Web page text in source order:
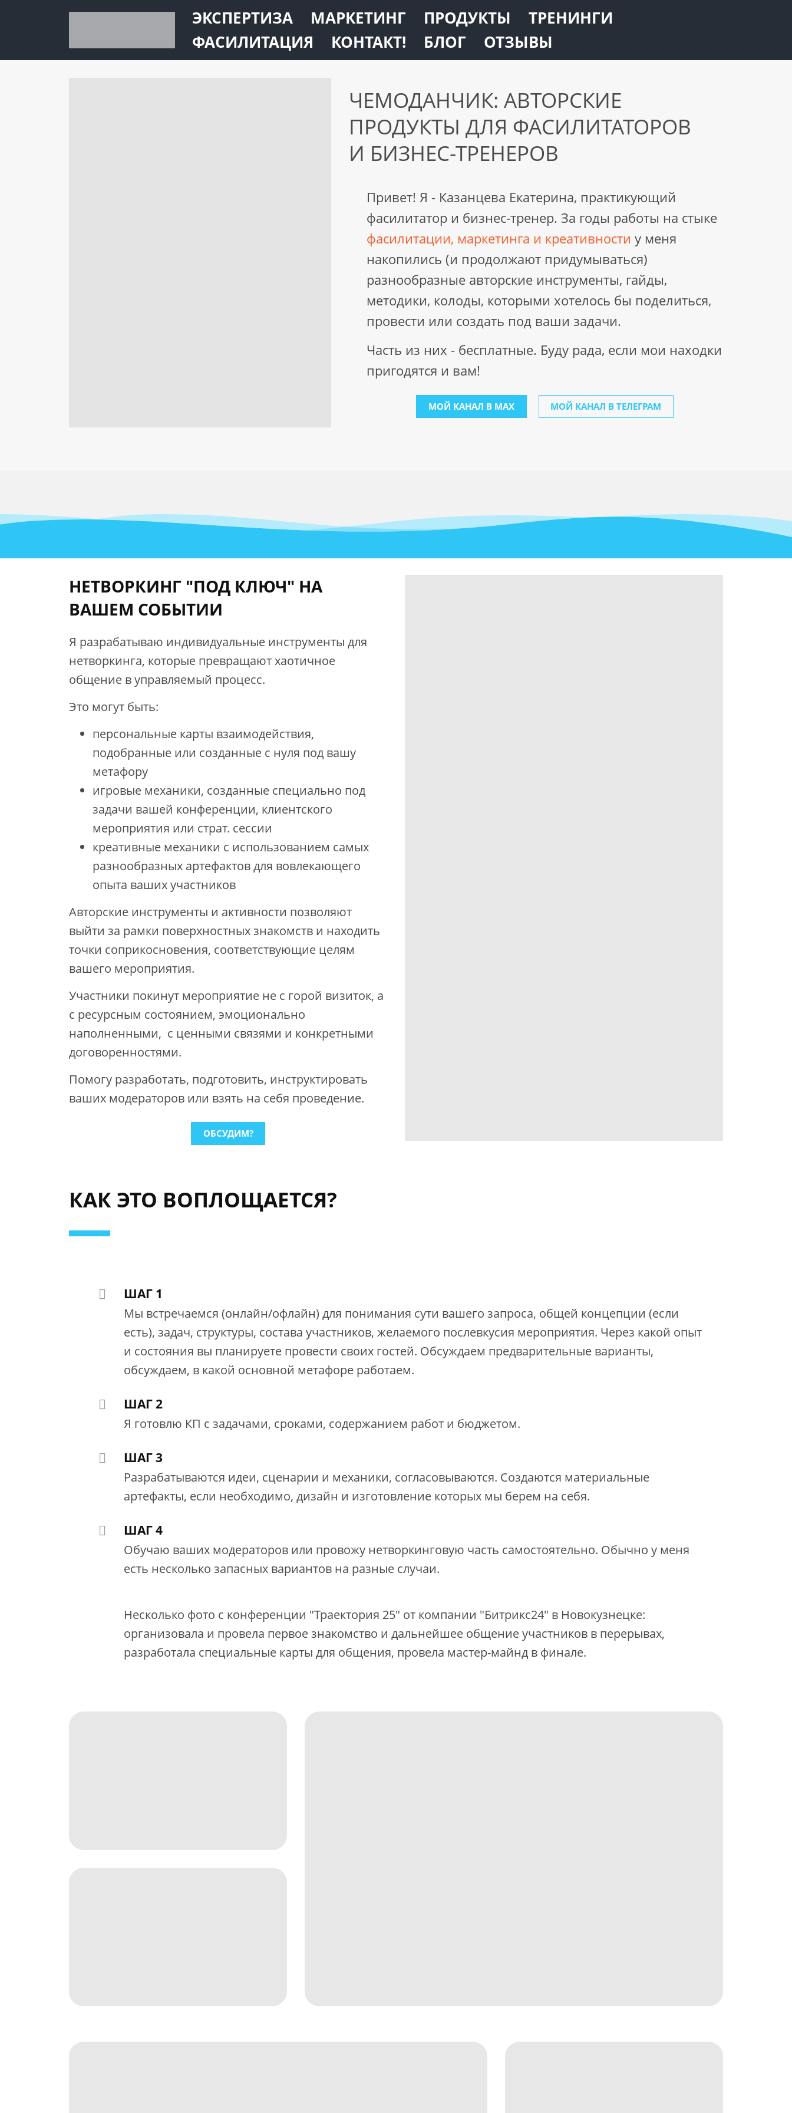
ЭКСПЕРТИЗА МАРКЕТИНГ ПРОДУКТЫ
ТРЕНИНГИ
ФАСИЛИТАЦИЯ
КОНТАКТ! БЛОГ ОТЗЫВЫ
ЧЕМОДАНЧИК: АВТОРСКИЕ
ПРОДУКТЫ ДЛЯ ФАСИЛИТАТОРОВ
И БИЗНЕС-ТРЕНЕРОВ
Привет! Я - Казанцева Екатерина, практикующий
фасилитатор и бизнес-тренер. За годы работы на стыке
фасилитации, маркетинга и креативности у меня
накопились (и продолжают придумываться)
разнообразные авторские инструменты, гайды,
методики, колоды, которыми хотелось бы поделиться,
провести или создать под ваши задачи.
Часть из них - бесплатные. Буду рада, если мои находки
пригодятся и вам!
МОЙ КАНАЛ В MAX МОЙ КАНАЛ В ТЕЛЕГРАМ
НЕТВОРКИНГ "ПОД КЛЮЧ" НА
ВАШЕМ СОБЫТИИ
Я разрабатываю индивидуальные инструменты для
нетворкинга, которые превращают хаотичное
общение в управляемый процесс.
Это могут быть:
персональные карты взаимодействия,
подобранные или созданные с нуля под вашу
метафору
игровые механики, созданные специально под
задачи вашей конференции, клиентского
мероприятия или страт. сессии
креативные механики с использованием самых
разнообразных артефактов для вовлекающего
опыта ваших участников
Авторские инструменты и активности позволяют
выйти за рамки поверхностных знакомств и находить
точки соприкосновения, соответствующие целям
вашего мероприятия.
Участники покинут мероприятие не с горой визиток, а
с ресурсным состоянием, эмоционально
наполненными, с ценными связями и конкретными
договоренностями.
Помогу разработать, подготовить, инструктировать
ваших модераторов или взять на себя проведение.
ОБСУДИМ?
КАК ЭТО ВОПЛОЩАЕТСЯ?
ШАГ 1
Мы встречаемся (онлайн/офлайн) для понимания сути вашего запроса, общей концепции (если
есть), задач, структуры, состава участников, желаемого послевкусия мероприятия. Через какой опыт
и состояния вы планируете провести своих гостей. Обсуждаем предварительные варианты,
обсуждаем, в какой основной метафоре работаем.
ШАГ 2
Я готовлю КП с задачами, сроками, содержанием работ и бюджетом.
ШАГ 3
Разрабатываются идеи, сценарии и механики, согласовываются. Создаются материальные
артефакты, если необходимо, дизайн и изготовление которых мы берем на себя.
ШАГ 4
Обучаю ваших модераторов или провожу нетворкинговую часть самостоятельно. Обычно у меня
есть несколько запасных вариантов на разные случаи.
Несколько фото с конференции "Траектория 25" от компании "Битрикс24" в Новокузнецке:
организовала и провела первое знакомство и дальнейшее общение участников в перерывах,
разработала специальные карты для общения, провела мастер-майнд в финале.